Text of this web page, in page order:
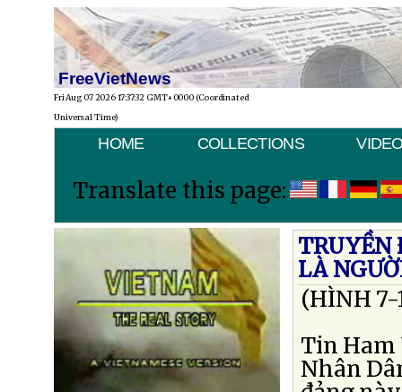
FreeVietNews
Fri Aug 07 2026 17:37:32 GMT+0000 (Coordinated
Universal Time)
HOME COLLECTIONS
Translate this page:
TRUYỀN
LÀ
(HÌNH 7-
Tin Ham
Nhân